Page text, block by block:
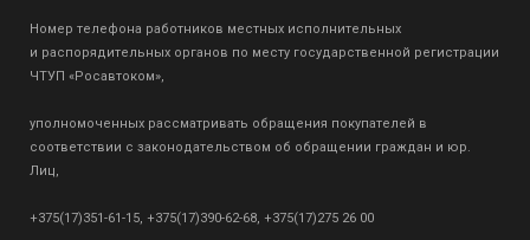
Номер телефона работников местных исполнительных
и распорядительных органов по месту государственной регистрации
ЧТУП «Росавтоком»,
уполномоченных рассматривать обращения покупателей в
соответствии с законодательством об обращении граждан и юр.
Лиц,
+375(17)351-61-15, +375(17)390-62-68, +375(17)275 26 00